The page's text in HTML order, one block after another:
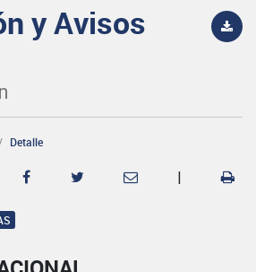
y Avisos
Detalle
|